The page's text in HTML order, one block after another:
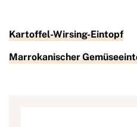
Kartoffel-Wirsing-Eintopf
Marrokanischer